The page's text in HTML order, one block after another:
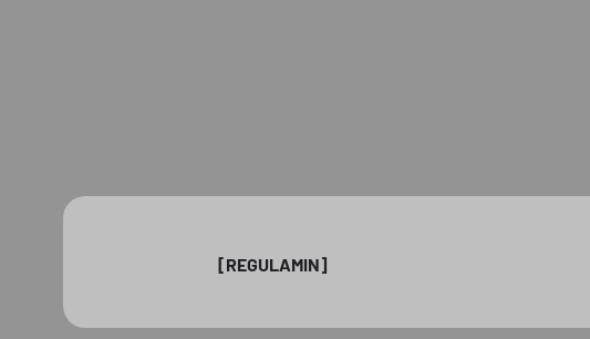
[REGULAMIN]